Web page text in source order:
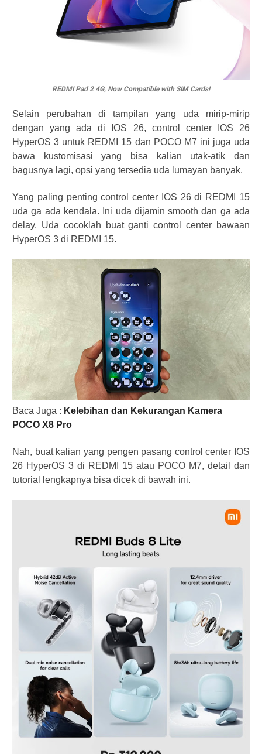
REDMI Pad 2 4G, Now Compatible with SIM Cards!
Selain perubahan di tampilan yang uda mirip-mirip
dengan yang ada di IOS 26, control center IOS 26
HyperOS 3 untuk REDMI 15 dan POCO M7 ini juga uda
bawa kustomisasi yang bisa kalian utak-atik dan
bagusnya lagi, opsi yang tersedia uda lumayan banyak.
Yang paling penting control center IOS 26 di REDMI 15
uda ga ada kendala. Ini uda dijamin smooth dan ga ada
delay. Uda cocoklah buat ganti control center bawaan
HyperOS 3 di REDMI 15.
Baca Juga : Kelebihan dan Kekurangan Kamera
POCO X8 Pro
Nah, buat kalian yang pengen pasang control center IOS
26 HyperOS 3 di REDMI 15 atau POCO M7, detail dan
tutorial lengkapnya bisa dicek di bawah ini.